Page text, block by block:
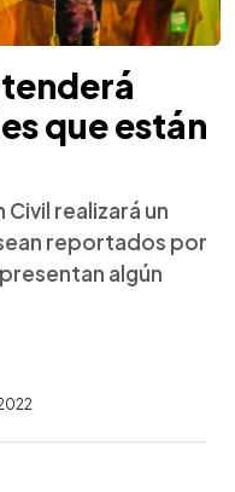
que están
realizará un
reportados por
algún